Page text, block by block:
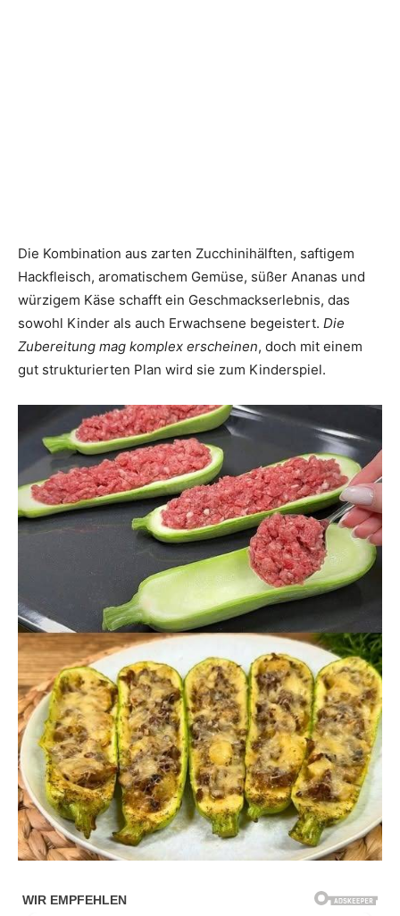
Die Kombination aus zarten Zucchinihälften, saftigem
Hackfleisch, aromatischem Gemüse, süßer Ananas und
würzigem Käse schafft ein Geschmackserlebnis, das
sowohl Kinder als auch Erwachsene begeistert. Die
Zubereitung mag komplex erscheinen, doch mit einem
gut strukturierten Plan wird sie zum Kinderspiel.